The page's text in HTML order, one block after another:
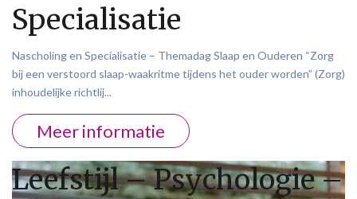
Specialisatie
Nascholing en Specialisatie – Themadag Slaap en Ouderen “Zorg
bij een verstoord slaap-waakritme tijdens het ouder worden” (Zorg)
inhoudelijke richtlij...
Meer informatie
Leefstijl – Psychologie –